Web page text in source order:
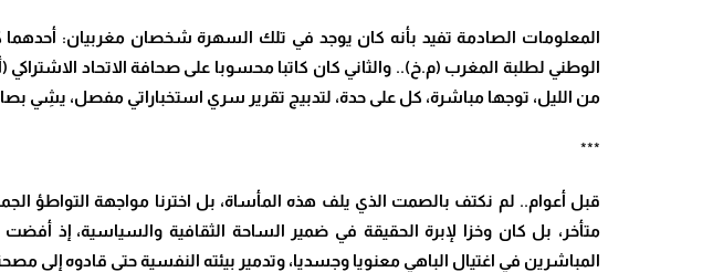
المعلومات الصادمة تفيد بأنه كان يوجد في تلك السهرة شخصان مغربيان:
الوطني لطلبة المغرب (م.خ).. والثاني كان كاتبا محسوبا على صحافة الاتحاد
من الليل، توجها مباشرة، كل على حدة، لتدبيج تقرير سري استخباراتي مفصل، يشِي
***
قبل أعوام.. لم نكتف بالصمت الذي يلف هذه المأساة، بل اخترنا مواجهة التواطؤ
متأخر، بل كان وخزا لإبرة الحقيقة في ضمير الساحة الثقافية والسياسية، إذ
المباشرين في اغتيال الباهي معنويا وجسديا، وتدمير بيئته النفسية حتى قادوه إلى